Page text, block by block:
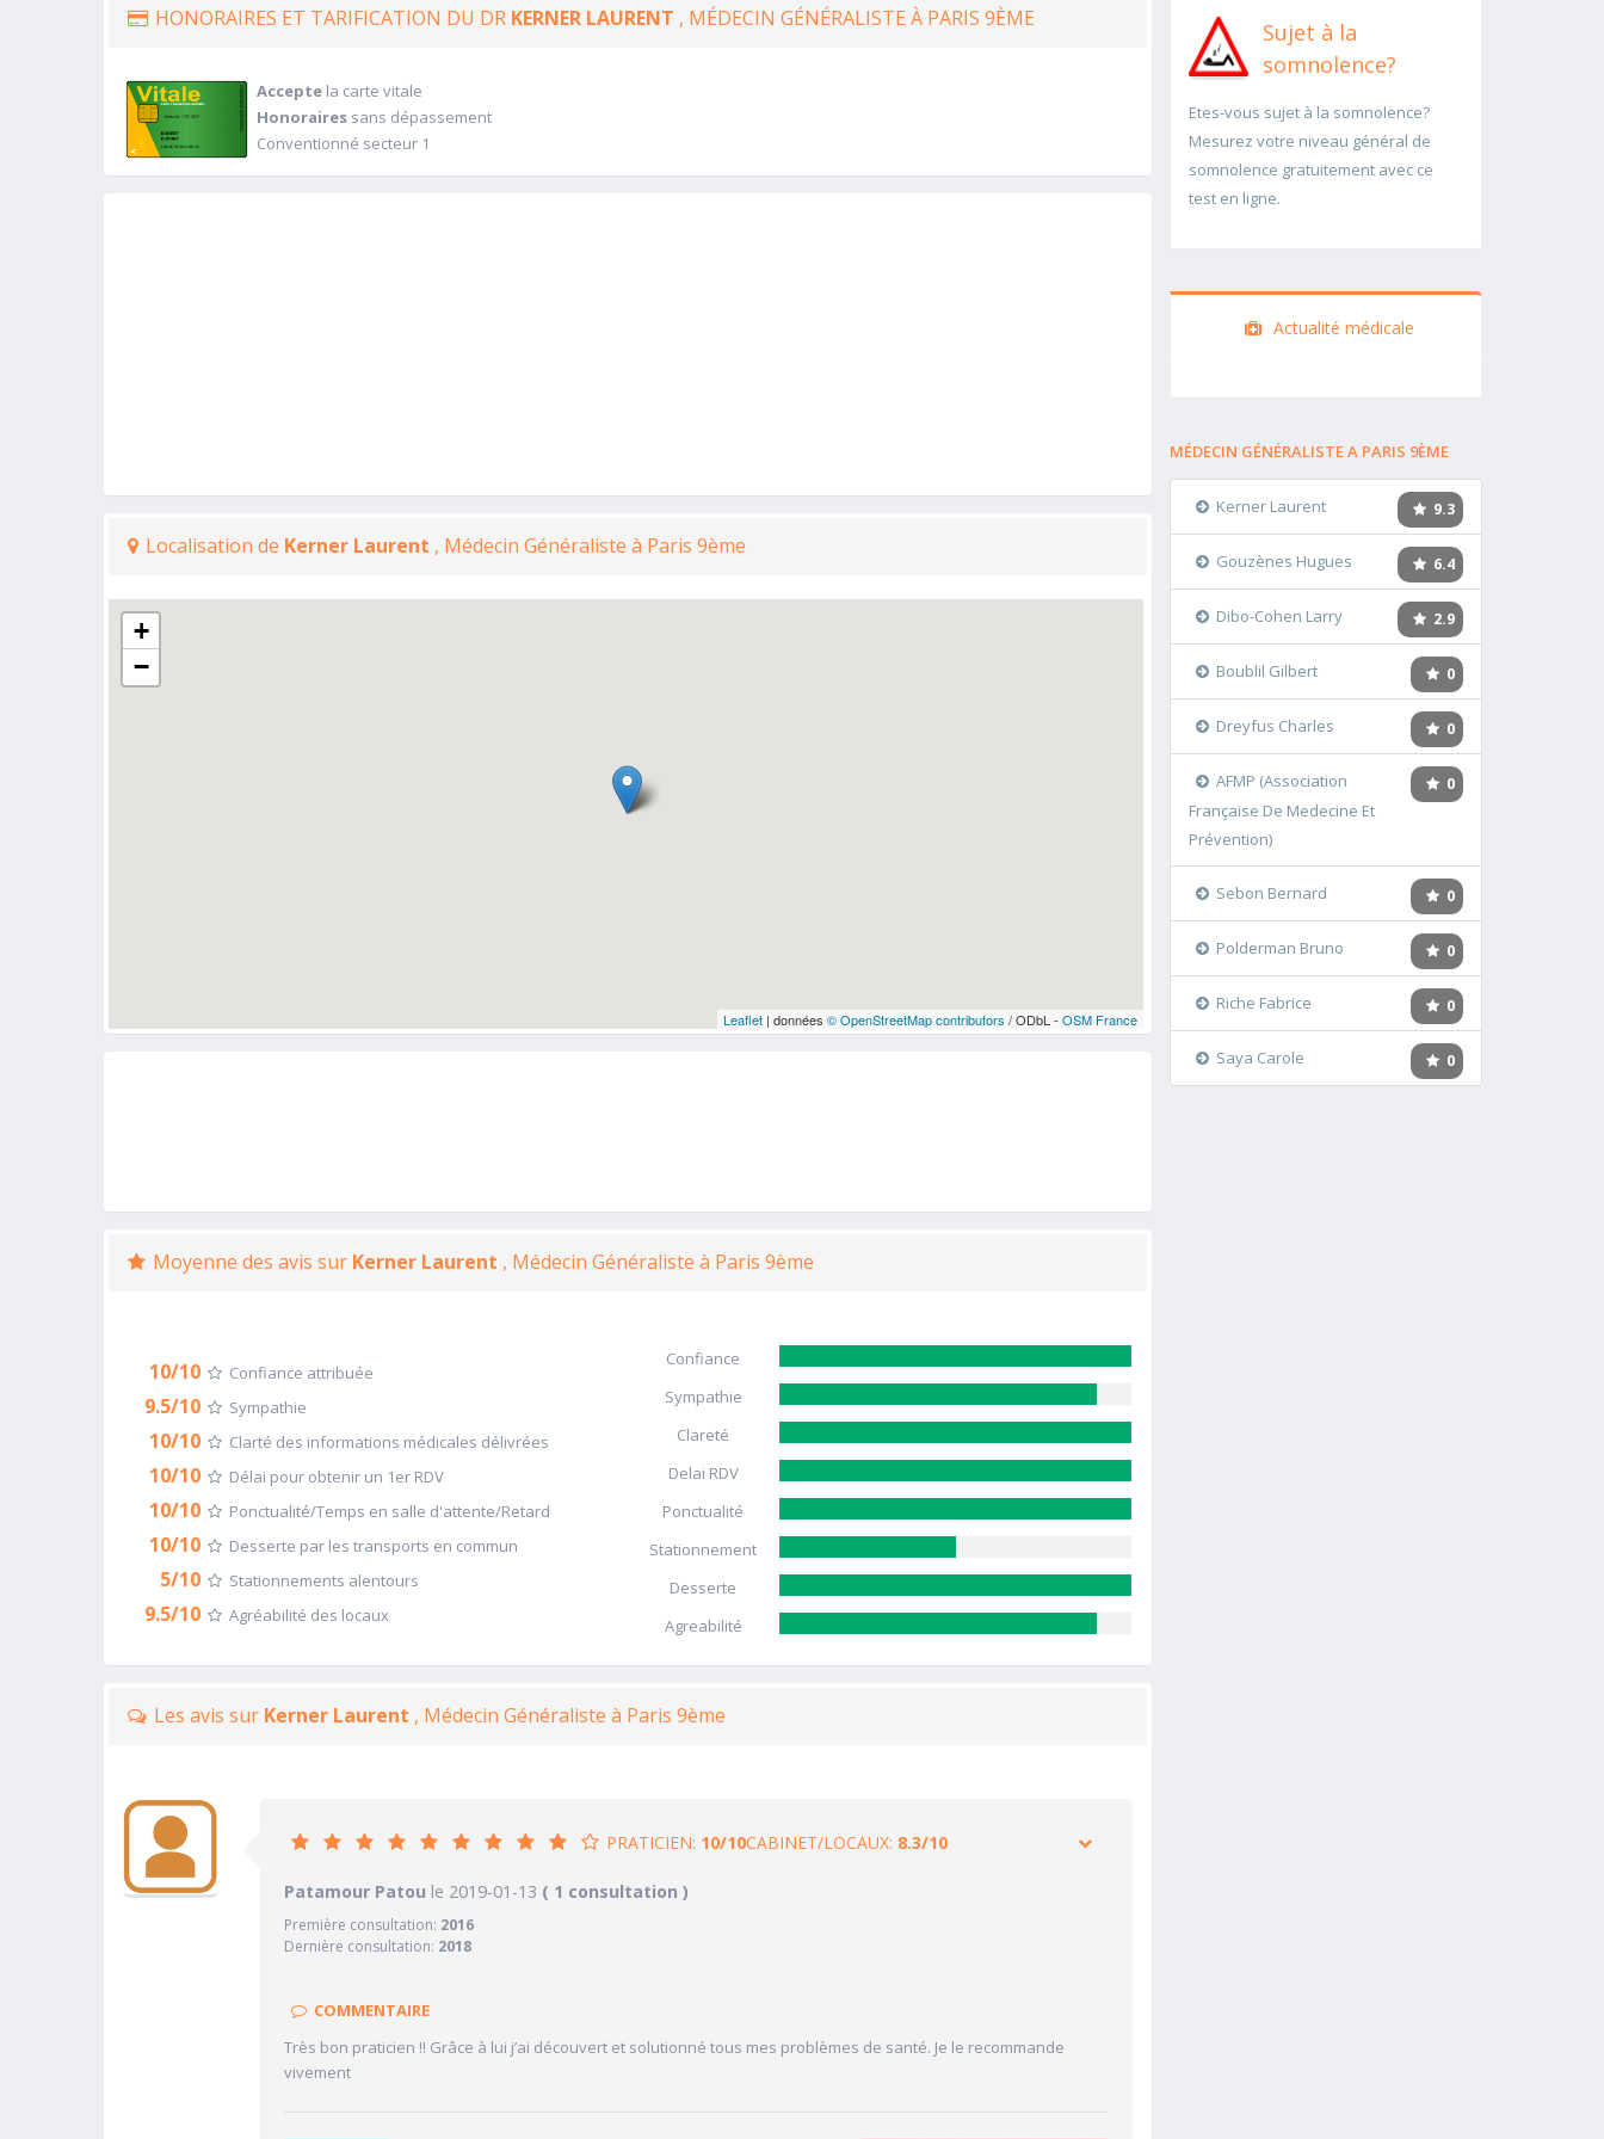
HONORAIRES ET TARIFICATION DU DR KERNER LAURENT , MÉDECIN GÉNÉRALISTE À PARIS 9ÈME
Acceptela carte vitale
Honorairessans dépassement
Conventionné secteur 1
Localisation de Kerner Laurent , Médecin Généraliste à Paris 9ème
+
−
Leaflet| données © OpenStreetMap contributors / ODbL - OSM France
Moyenne des avis sur Kerner Laurent , Médecin Généraliste à Paris 9ème
10/10 Confiance attribuée
9.5/10 Sympathie
10/10 Clarté des informations médicales délivrées
10/10 Délai pour obtenir un 1er RDV
10/10 Ponctualité/Temps en salle d'attente/Retard
10/10 Desserte par les transports en commun
5/10 Stationnements alentours
9.5/10 Agréabilité des locaux
Confiance
Sympathie
Clareté
Delai RDV
Ponctualité
Stationnement
Desserte
Agreabilité
Les avis sur Kerner Laurent , Médecin Généraliste à Paris 9ème
PRATICIEN: 10/10CABINET/LOCAUX: 8.3/10
PRATICIEN 10/10
10/10 Confiance accordée
10/10 Clarté des informations médicales délivrées
10/10 Ponctualité/Temps en salle d'attente/Retard
Patamour Patou le 2019-01-13 ( 1 consultation )
Première consultation: 2016
Dernière consultation: 2018
COMMENTAIRE
Très bon praticien !! Grâce à lui j’ai découvert et solutionné tous mes problèmes de santé. Je le recommande
vivement
Sujet à la
somnolence?
Etes-vous sujet à la somnolence?
Mesurez votre niveau général de
somnolence gratuitement avec ce
test en ligne.
Actualité médicale
MÉDECIN GÉNÉRALISTE A PARIS 9ÈME
9.3
Kerner Laurent
6.4
Gouzènes Hugues
2.9
Dibo-Cohen Larry
0
Boublil Gilbert
0
Dreyfus Charles
0
AFMP (Association
Française De Medecine Et
Prévention)
0
Sebon Bernard
0
Polderman Bruno
0
Riche Fabrice
0
Saya Carole